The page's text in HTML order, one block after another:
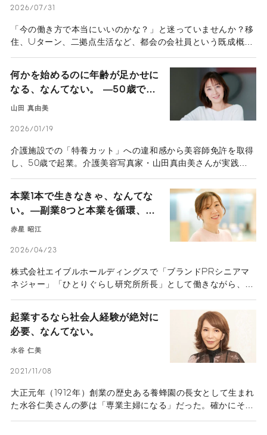
2026/07/31
「今の働き方で本当にいいのかな？」と迷っていませんか？移
住、Uターン、二拠点生活など、都会の会社員という既成概念
介。理想の暮らしや、人生のレールを自分で敷くためのヒント
が見つかります。
何かを始めるのに年齢が足かせに
なる、なんてない。 ―50歳で会
社を立ち上げた「介護美容写真
山田 真由美
2026/01/19
介護施設での「特養カット」への違和感から美容師免許を取得
し、50歳で起業。介護美容写真家・山田真由美さんが実践す
く“新しいスタート”を撮る、笑顔と幸福に満ちたビジネスの形
に迫ります。
本業1本で生きなきゃ、なんてな
い。―副業8つと本業を循環、と
ある女性会社員の働き方の真髄―
赤星 昭江
2026/04/23
株式会社エイブルホールディングスで「ブランドPRシニアマ
ネジャー」「ひとりぐらし研究所所長」として働きながら、同
社側はなぜそれを認め、ご本人はどのようにしてそれを可能に
しているのか？ 赤星さんの仕事との向き合い方について聞い
た。
起業するなら社会人経験が絶対に
必要、なんてない。
水谷 仁美
2021/11/08
大正元年（1912年）創業の歴史ある養蜂園の長女として生まれ
た水谷仁美さんの夢は「専業主婦になる」だった。確かにその